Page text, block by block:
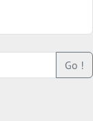
Go !